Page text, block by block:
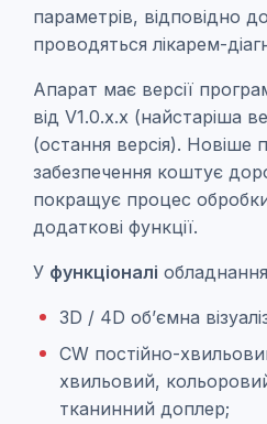
параметрів, відповідно
проводяться лікарем-
Апарат має версії
від V1.0.x.x (найстаріша
(остання версія). Новіше
забезпечення коштує
покращує процес
додаткові функції.
У функціоналі
3D / 4D об’ємна
CW постійно-
хвильовий,
тканинний доплер;